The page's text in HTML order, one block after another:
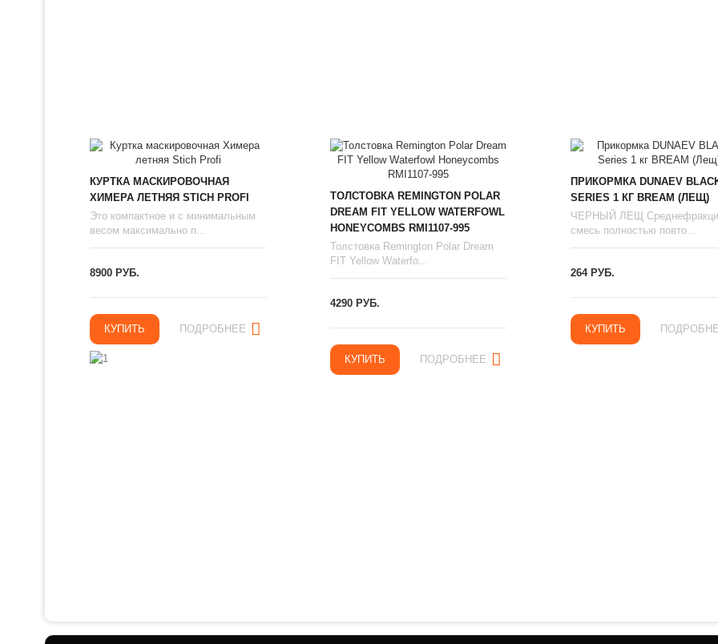
КУРТКА МАСКИРОВОЧНАЯ
ХИМЕРА ЛЕТНЯЯ STICH PROFI
Это компактное и с минимальным
весом максимально п...
8900 РУБ.
КУПИТЬ ПОДРОБНЕЕ
ТОЛСТОВКА REMINGTON POLAR
DREAM FIT YELLOW WATERFOWL
HONEYCOMBS RMI1107-995
Толстовка Remington Polar Dream
FIT Yellow Waterfo...
4290 РУБ.
КУПИТЬ ПОДРОБНЕЕ
ПРИКОРМКА DUNAEV
SERIES 1 КГ BREAM (ЛЕЩ)
ЧЕРНЫЙ ЛЕЩ
смесь полностью повто...
264 РУБ.
КУПИТЬ